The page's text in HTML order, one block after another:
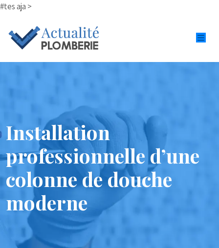
#tes aja >
Installation
professionnelle d’une
colonne de douche
moderne